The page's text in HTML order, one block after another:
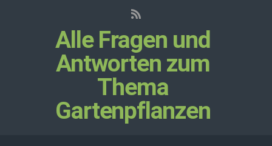
Alle Fragen und
Antworten zum
Thema
Gartenpflanzen